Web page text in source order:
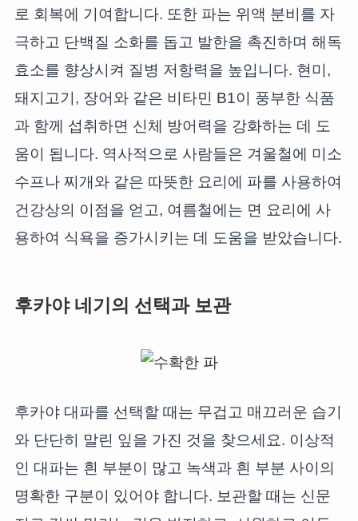
로 회복에 기여합니다. 또한 파는 위액 분비를 자
극하고 단백질 소화를 돕고 발한을 촉진하며 해독
효소를 향상시켜 질병 저항력을 높입니다. 현미,
돼지고기, 장어와 같은 비타민 B1이 풍부한 식품
과 함께 섭취하면 신체 방어력을 강화하는 데 도
움이 됩니다. 역사적으로 사람들은 겨울철에 미소
수프나 찌개와 같은 따뜻한 요리에 파를 사용하여
건강상의 이점을 얻고, 여름철에는 면 요리에 사
용하여 식욕을 증가시키는 데 도움을 받았습니다.
후카야 네기의 선택과 보관
후카야 대파를 선택할 때는 무겁고 매끄러운 습기
와 단단히 말린 잎을 가진 것을 찾으세요. 이상적
인 대파는 흰 부분이 많고 녹색과 흰 부분 사이의
명확한 구분이 있어야 합니다. 보관할 때는 신문